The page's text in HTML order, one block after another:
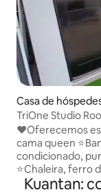
Casa de
TriOne Studio
❤️Oferecemos
cama queen
condicionado,
⭐️Chaleira, ferro
ondas,
Kuantan: